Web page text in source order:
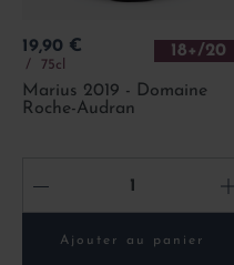
Prix
19,90 €
75cl
18+/20
Marius 2019 - Domaine
Roche-Audran
- +
Ajouter au panier